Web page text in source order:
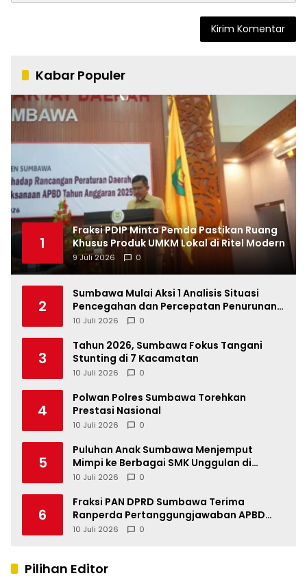
Kabar Populer
1
Fraksi PDIP Minta Pemda Pastikan Ruang
Khusus Produk UMKM Lokal di Ritel Modern
9 Juli 2026 0
2
Sumbawa Mulai Aksi 1 Analisis Situasi
Pencegahan dan Percepatan Penurunan
Stunting Tahun 2026
10 Juli 2026 0
3
Tahun 2026, Sumbawa Fokus Tangani
Stunting di 7 Kacamatan
10 Juli 2026 0
4
Polwan Polres Sumbawa Torehkan
Prestasi Nasional
10 Juli 2026 0
5
Puluhan Anak Sumbawa Menjemput
Mimpi ke Berbagai SMK Unggulan di
Indonesia
10 Juli 2026 0
6
Fraksi PAN DPRD Sumbawa Terima
Ranperda Pertanggungjawaban APBD
2025, Soroti SILPA Rp201,68 Miliar dan
10 Juli 2026 0
Pilihan Editor